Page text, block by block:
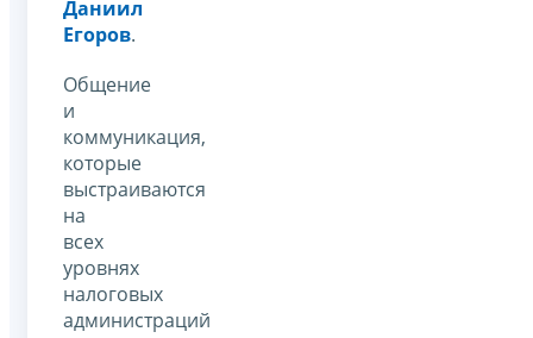
Даниил
Егоров.
Общение
и
коммуникация,
которые
выстраиваются
на
всех
уровнях
налоговых
администраций